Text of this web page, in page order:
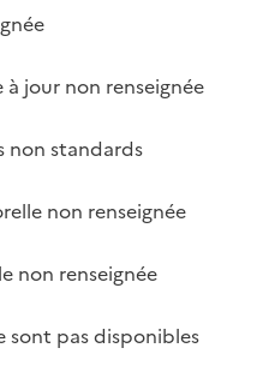
à jour non renseignée
non standards
non renseignée
non renseignée
sont pas disponibles